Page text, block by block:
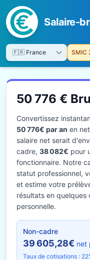
Salaire-
SMIC
50 776 €
Convertissez
50 776€ par an en
salaire net serait
cadre, 38 082€ pour
fonctionnaire. Notre
statut professionnel,
et estime votre
résultats en quelques
personnelle.
Non-cadre
39 605,28€ net
Taux de cotisations :